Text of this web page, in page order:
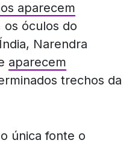
aparecem
os óculos do
Narendra
aparecem
trechos da
única fonte o